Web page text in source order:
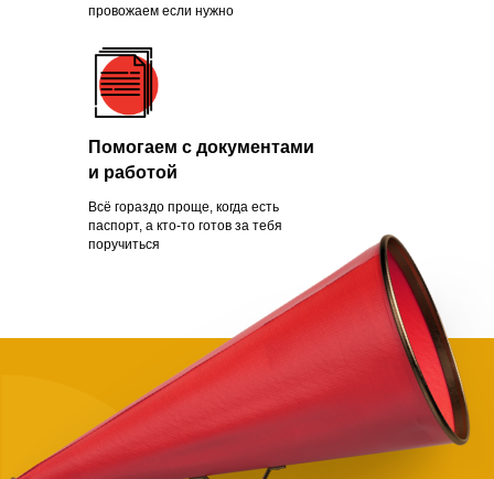
провожаем если нужно
Всё гораздо проще, когда есть
паспорт, а кто-то готов за тебя
поручиться
Помогаем с документами
и работой
Чаще всего это люди, которых
обманули с квартирой, ограбили
на вокзале, выгнали с работы из-
за здоровья или вовремя не дали
нужной поддержки. Постепенно
человек опускает руки.
Становится проще сдаться, чем
говорит статистика, на это нужно
всего полгода. Мы в силах помочь
нуждающимся, просто нужно